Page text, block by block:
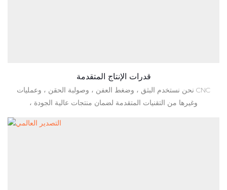
قدرات الإنتاج المتقدمة
نحن نستخدم البثق ، وضغط العفن ، وصولبة الحقن ، وعمليات CNC
، وغيرها من التقنيات المتقدمة لضمان منتجات عالية الجودة